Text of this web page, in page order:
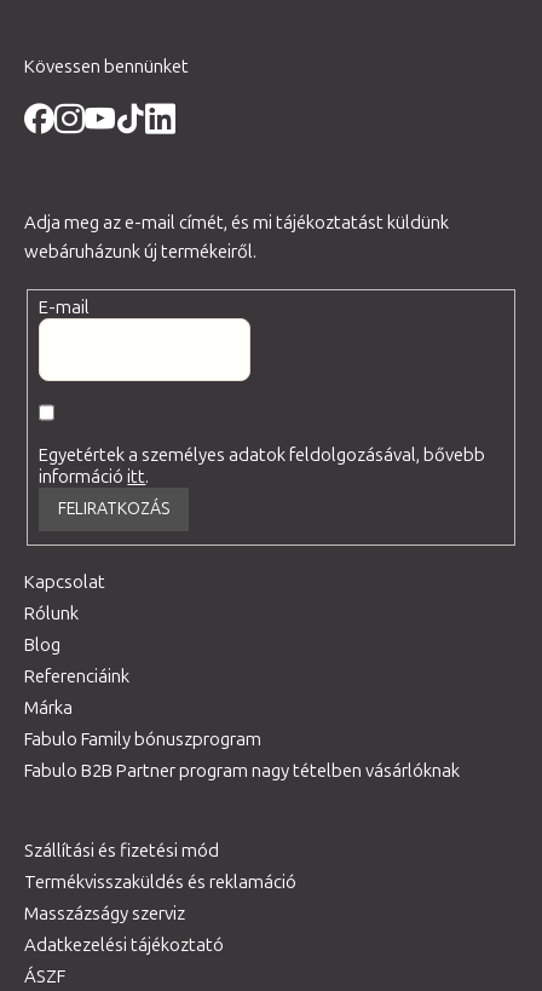
Kövessen bennünket
Adja meg az e-mail címét, és mi tájékoztatást küldünk
webáruházunk új termékeiről.
E-mail
Egyetértek a személyes adatok feldolgozásával, bővebb
információitt.
FELIRATKOZÁS
Kapcsolat
Rólunk
Blog
Referenciáink
Márka
Fabulo Family bónuszprogram
Fabulo B2B Partner program nagy tételben vásárlóknak
Szállítási és fizetési mód
Termékvisszaküldés és reklamáció
Masszázságy szerviz
Adatkezelési tájékoztató
ÁSZF